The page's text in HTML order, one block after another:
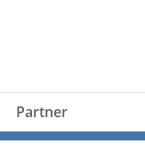
Partner